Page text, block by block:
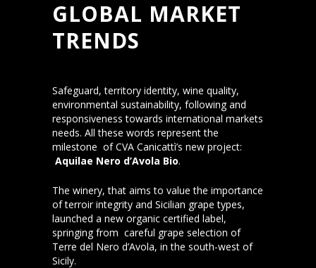
GLOBAL MARKET
TRENDS
Safeguard, territory identity, wine quality,
environmental sustainability, following and
responsiveness towards international markets
needs. All these words represent the
milestone of CVA Canicattì’s new project:
Aquilae Nero d’Avola Bio.
The winery, that aims to value the importance
of terroir integrity and Sicilian grape types,
launched a new organic certified label,
springing from careful grape selection of
Terre del Nero d’Avola, in the south-west of
Sicily.